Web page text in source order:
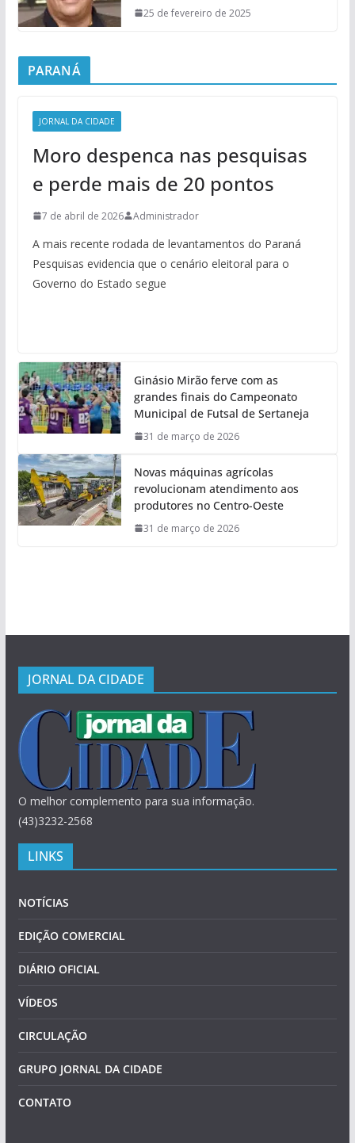
25 de fevereiro de 2025
PARANÁ
JORNAL DA CIDADE
Moro despenca nas pesquisas
e perde mais de 20 pontos
7 de abril de 2026 Administrador
A mais recente rodada de levantamentos do Paraná
Pesquisas evidencia que o cenário eleitoral para o
Governo do Estado segue
Ginásio Mirão ferve com as
grandes finais do Campeonato
Municipal de Futsal de Sertaneja
31 de março de 2026
Novas máquinas agrícolas
revolucionam atendimento aos
produtores no Centro-Oeste
31 de março de 2026
JORNAL DA CIDADE
O melhor complemento para sua informação.
(43)3232-2568
LINKS
NOTÍCIAS
EDIÇÃO COMERCIAL
DIÁRIO OFICIAL
VÍDEOS
CIRCULAÇÃO
GRUPO JORNAL DA CIDADE
CONTATO